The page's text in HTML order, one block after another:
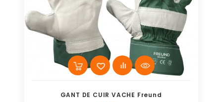
GANT DE CUIR VACHE Freund